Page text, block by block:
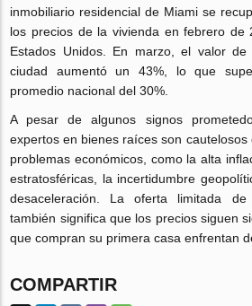
inmobiliario residencial de Miami se
los precios de la vivienda en febrero
Estados Unidos. En marzo, el valor
ciudad aumentó un 43%, lo que
promedio nacional del 30%.
A pesar de algunos signos
expertos en bienes raíces son
problemas económicos, como la alta
estratosféricas, la incertidumbre
desaceleración. La oferta limitada
también significa que los precios siguen
que compran su primera casa enfrentan
COMPARTIR